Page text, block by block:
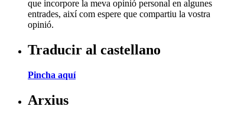
que incorpore la meva opinió personal en algunes
entrades, així com espere que compartiu la vostra
opinió.
Traducir al castellano
Pincha aquí
Arxius